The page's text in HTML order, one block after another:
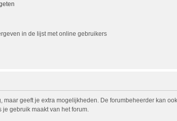
in de lijst met online gebruikers
geeft je extra mogelijkheden. De forumbeheerder kan
gebruik maakt van het forum.